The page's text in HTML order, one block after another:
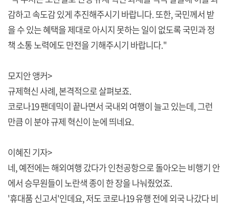
감하고 속도감 있게 추진해주시기 바랍니다. 또한, 국민께서 받
을 수 있는 혜택을 제대로 아시지 못하는 일이 없도록 국민과 정
책 소통 노력에도 만전을 기해주시기 바랍니다."
모지안 앵커>
규제혁신 사례, 본격적으로 살펴보죠.
코로나19 팬데믹이 끝나면서 국내외 여행이 늘고 있는데, 그런
만큼 이 분야 규제 혁신이 눈에 띄네요.
이혜진 기자>
네, 예전에는 해외여행 갔다가 인천공항으로 돌아오는 비행기 안
에서 승무원들이 노란색 종이 한 장을 나눠줬었죠.
'휴대품 신고서'인데요, 저도 코로나19 유행 전에 외국 나갔다 비